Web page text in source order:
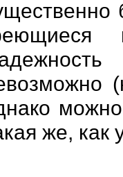
же, как